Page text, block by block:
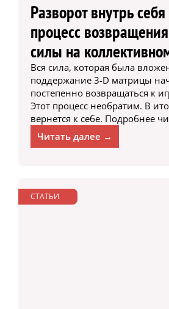
Разворот внутрь
процесс
силы на
Вся сила, которая была
поддержание 3-D матрицы
постепенно возвращаться к
Этот процесс необратим. В
вернется к себе. Подробнее
Читать далее →
СТАТЬИ